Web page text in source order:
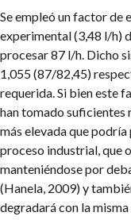
Se empleó un factor de
experimental (3,48 l/h)
procesar 87 l/h. Dicho
1,055 (87/82,45)
requerida. Si bien este
han tomado suficientes
más elevada que
proceso industrial, que
manteniéndose por
(Hanela, 2009) y
degradará con la